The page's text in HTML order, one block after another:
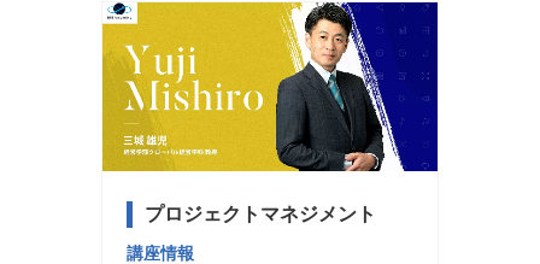
プロジェクトマネジメント
講座情報